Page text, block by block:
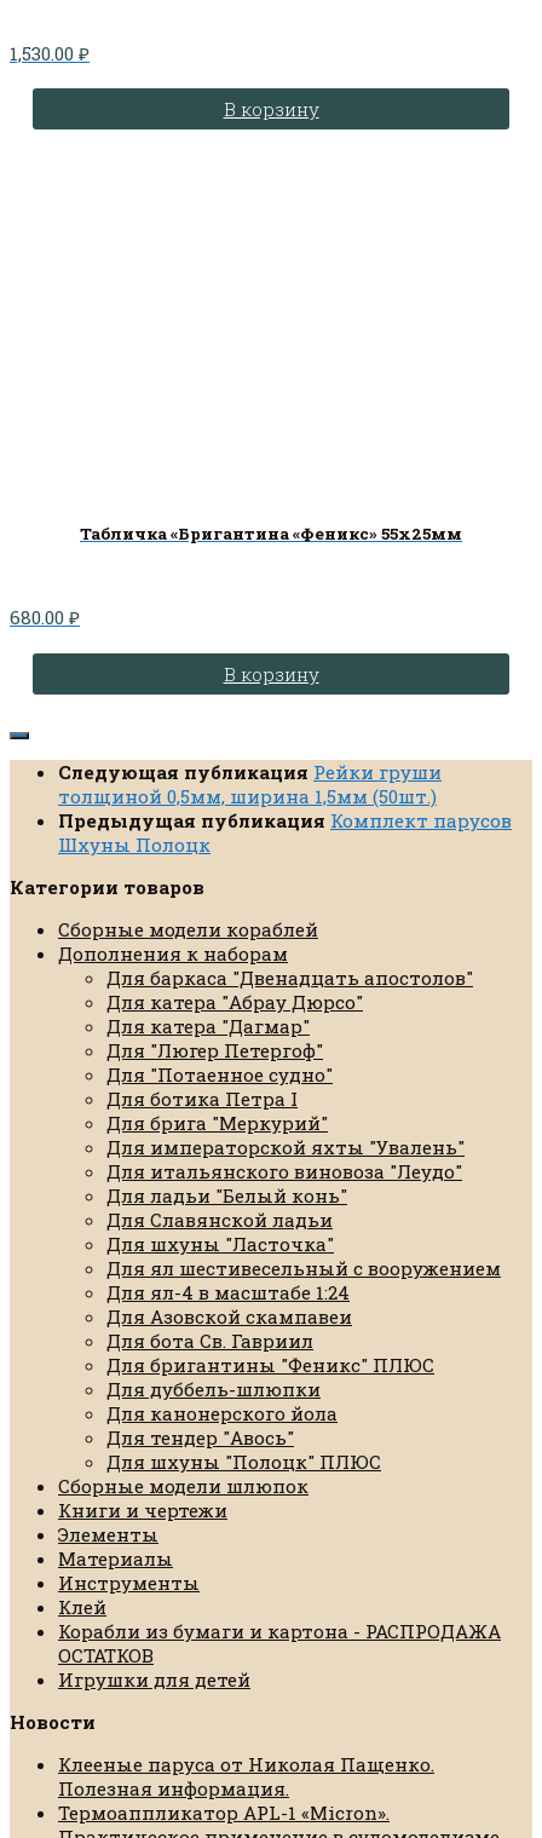
1,530.00 ₽
В корзину
Табличка «Бригантина «Феникс» 55х25мм
680.00 ₽
В корзину
Следующая публикация Рейки груши
толщиной 0,5мм, ширина 1,5мм (50шт.)
Предыдущая публикация Комплект парусов
Шхуны Полоцк
Категории товаров
Сборные модели кораблей
Дополнения к наборам
Для баркаса "Двенадцать апостолов"
Для катера "Абрау Дюрсо"
Для катера "Дагмар"
Для "Люгер Петергоф"
Для "Потаенное судно"
Для ботика Петра I
Для брига "Меркурий"
Для императорской яхты "Увалень"
Для итальянского виновоза "Леудо"
Для ладьи "Белый конь"
Для Славянской ладьи
Для шхуны "Ласточка"
Для ял шестивесельный с вооружением
Для ял-4 в масштабе 1:24
Для Азовской скампавеи
Для бота Св. Гавриил
Для бригантины "Феникс" ПЛЮС
Для дуббель-шлюпки
Для канонерского йола
Для тендер "Авось"
Для шхуны "Полоцк" ПЛЮС
Сборные модели шлюпок
Книги и чертежи
Элементы
Материалы
Инструменты
Клей
Корабли из бумаги и картона - РАСПРОДАЖА
ОСТАТКОВ
Игрушки для детей
Новости
Клееные паруса от Николая Пащенко.
Полезная информация.
Термоаппликатор APL-1 «Micron».